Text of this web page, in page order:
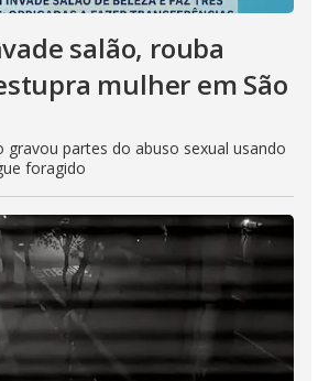
salão, rouba
mulher em São
gravou partes do abuso sexual usando
foragido